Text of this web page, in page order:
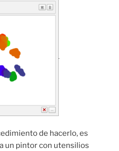
de hacerlo, es
un pintor con utensilios